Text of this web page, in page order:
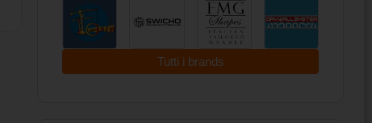
Tutti i brands